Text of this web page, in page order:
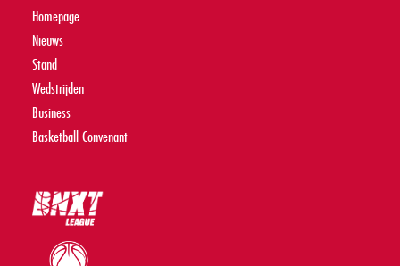
Homepage
Nieuws
Stand
Wedstrijden
Business
Basketball Convenant